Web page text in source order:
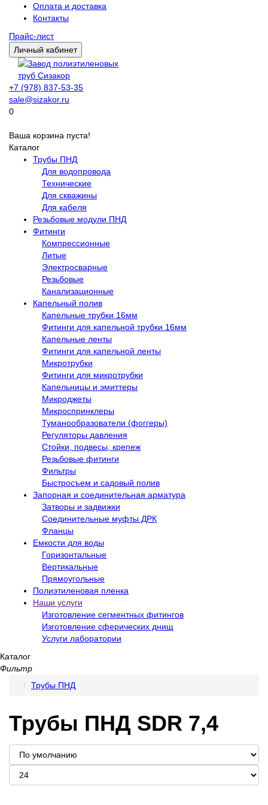
Оплата и доставка
Контакты
Прайс-лист
Личный кабинет
+7 (978) 837-53-35
sale@sizakor.ru
0
Ваша корзина пуста!
Каталог
Трубы ПНД
Для водопровода
Технические
Для скважины
Для кабеля
Резьбовые модули ПНД
Фитинги
Компрессионные
Литые
Электросварные
Резьбовые
Канализационные
Капельный полив
Капельные трубки 16мм
Фитинги для капельной трубки 16мм
Капельные ленты
Фитинги для капельной ленты
Микротрубки
Фитинги для микротрубки
Капельницы и эмиттеры
Микроджеты
Микроспринклеры
Туманообразователи (фоггеры)
Регуляторы давления
Стойки, подвесы, крепеж
Резьбовые фитинги
Фильтры
Быстросъем и садовый полив
Запорная и соединительная арматура
Затворы и задвижки
Соединительные муфты ДРК
Фланцы
Емкости для воды
Горизонтальные
Вертикальные
Прямоугольные
Полиэтиленовая пленка
Наши услуги
Изготовление сегментных фитингов
Изготовление сферических днищ
Услуги лаборатории
Каталог
Фильтр
Трубы ПНД
Трубы ПНД SDR 7,4